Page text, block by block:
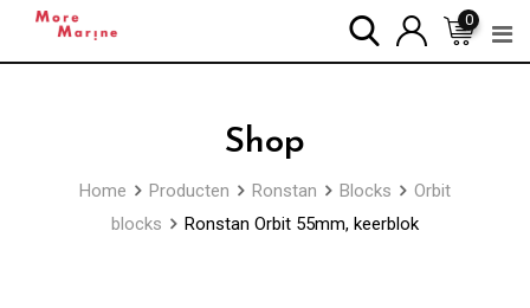
0
Shop
Home Producten Ronstan Blocks
Orbit
blocks
Ronstan Orbit 55mm, keerblok